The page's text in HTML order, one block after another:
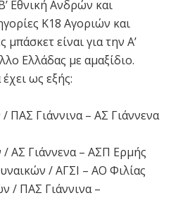
Εθνική Ανδρών και
Κ18 Αγοριών και
είναι για την Α’
Ελλάδας με αμαξίδιο.
ως εξής:
ΠΑΣ Γιάννινα – ΑΣ Γιάννενα
/ ΑΣ Γιάννενα – ΑΣΠ Ερμής
/ ΑΓΣΙ – ΑΟ Φιλίας
/ ΠΑΣ Γιάννινα –